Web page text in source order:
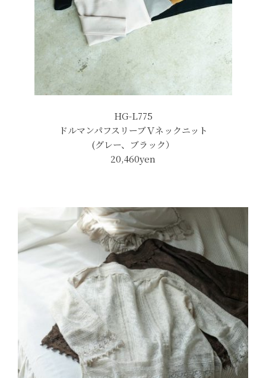
HG-L775
ドルマンパフスリーブＶネックニット
(グレー、ブラック）
20,460yen